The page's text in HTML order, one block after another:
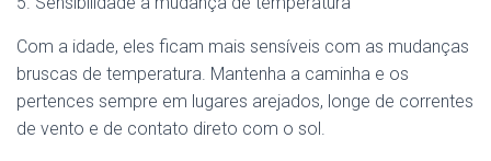
Com a idade, eles ficam mais sensíveis com as mudanças
bruscas de temperatura. Mantenha a caminha e os
pertences sempre em lugares arejados, longe de correntes
de vento e de contato direto com o sol.